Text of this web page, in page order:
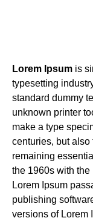
Lorem Ipsum is
typesetting
standard dummy
unknown printer
make a type
centuries, but
remaining
the 1960s with
Lorem Ipsum
publishing
versions of Lorem